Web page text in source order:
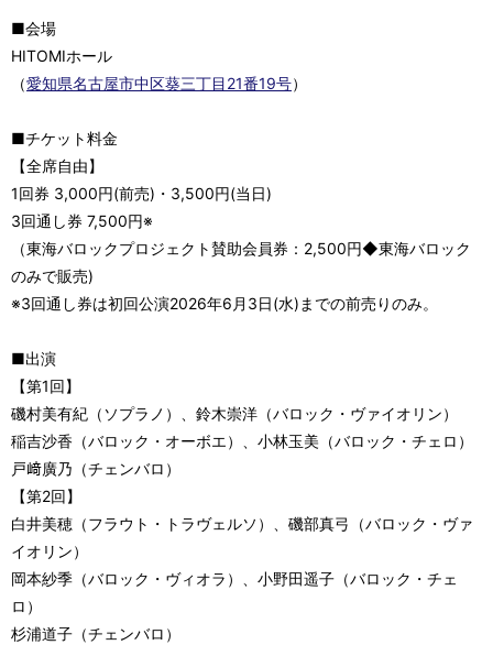
■会場
HITOMIホール
（愛知県名古屋市中区葵三丁目21番19号）
■チケット料金
【全席自由】
1回券 3,000円(前売)・3,500円(当日)
3回通し券 7,500円※
（東海バロックプロジェクト賛助会員券：2,500円◆東海バロック
のみで販売)
※3回通し券は初回公演2026年6月3日(水)までの前売りのみ。
■出演
【第1回】
磯村美有紀（ソプラノ）、鈴木崇洋（バロック・ヴァイオリン）
稲吉沙香（バロック・オーボエ）、小林玉美（バロック・チェロ）
戸﨑廣乃（チェンバロ）
【第2回】
白井美穂（フラウト・トラヴェルソ）、磯部真弓（バロック・ヴァ
イオリン）
岡本紗季（バロック・ヴィオラ）、小野田遥子（バロック・チェ
ロ）
杉浦道子（チェンバロ）